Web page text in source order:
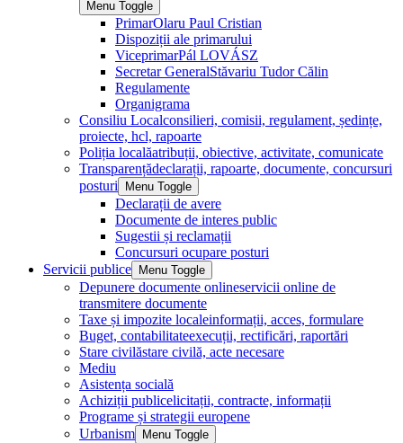
Menu Toggle
PrimarOlaru Paul Cristian
Dispoziții ale primarului
ViceprimarPál LOVÁSZ
Secretar GeneralStăvariu Tudor Călin
Regulamente
Organigrama
Consiliu Localconsilieri, comisii, regulament, ședințe,
proiecte, hcl, rapoarte
Poliția localăatribuții, obiective, activitate, comunicate
Transparențădeclarații, rapoarte, documente, concursuri
posturi
Menu Toggle
Declarații de avere
Documente de interes public
Sugestii și reclamații
Concursuri ocupare posturi
Servicii publice
Menu Toggle
Depunere documente onlineservicii online de
transmitere documente
Taxe și impozite localeinformații, acces, formulare
Buget, contabilitateexecuții, rectificări, raportări
Stare civilăstare civilă, acte necesare
Mediu
Asistența socială
Achiziții publicelicitații, contracte, informații
Programe și strategii europene
Urbanism
Menu Toggle